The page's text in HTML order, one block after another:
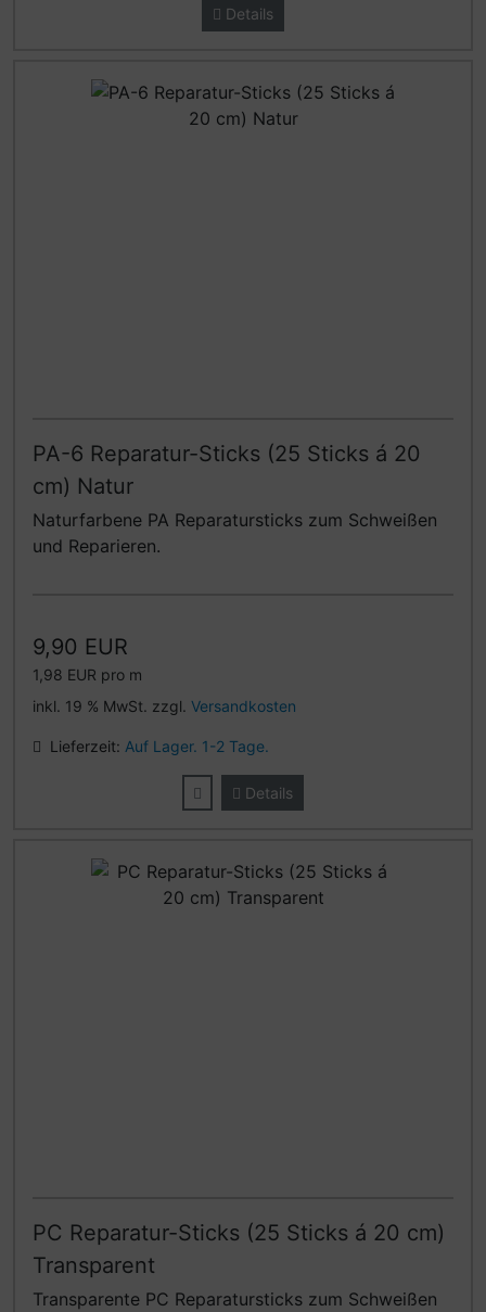
Details
PA-6 Reparatur-Sticks (25 Sticks á 20
cm) Natur
Naturfarbene PA Reparatursticks zum Schweißen
und Reparieren.
9,90 EUR
1,98 EUR pro m
inkl. 19 % MwSt. zzgl. Versandkosten
Lieferzeit: Auf Lager. 1-2 Tage.
Details
PC Reparatur-Sticks (25 Sticks á 20 cm)
Transparent
Transparente PC Reparatursticks zum Schweißen